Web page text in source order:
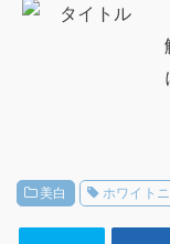
美白 ホワイト